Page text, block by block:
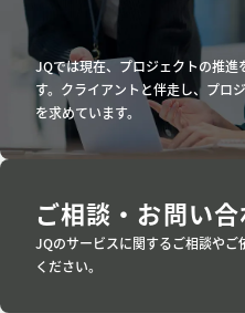
JQでは現在、プロジェクトの推
す。クライアントと伴走し、プロ
を求めています。
ご相談・お問い
JQのサービスに関するご相談やご
ください。